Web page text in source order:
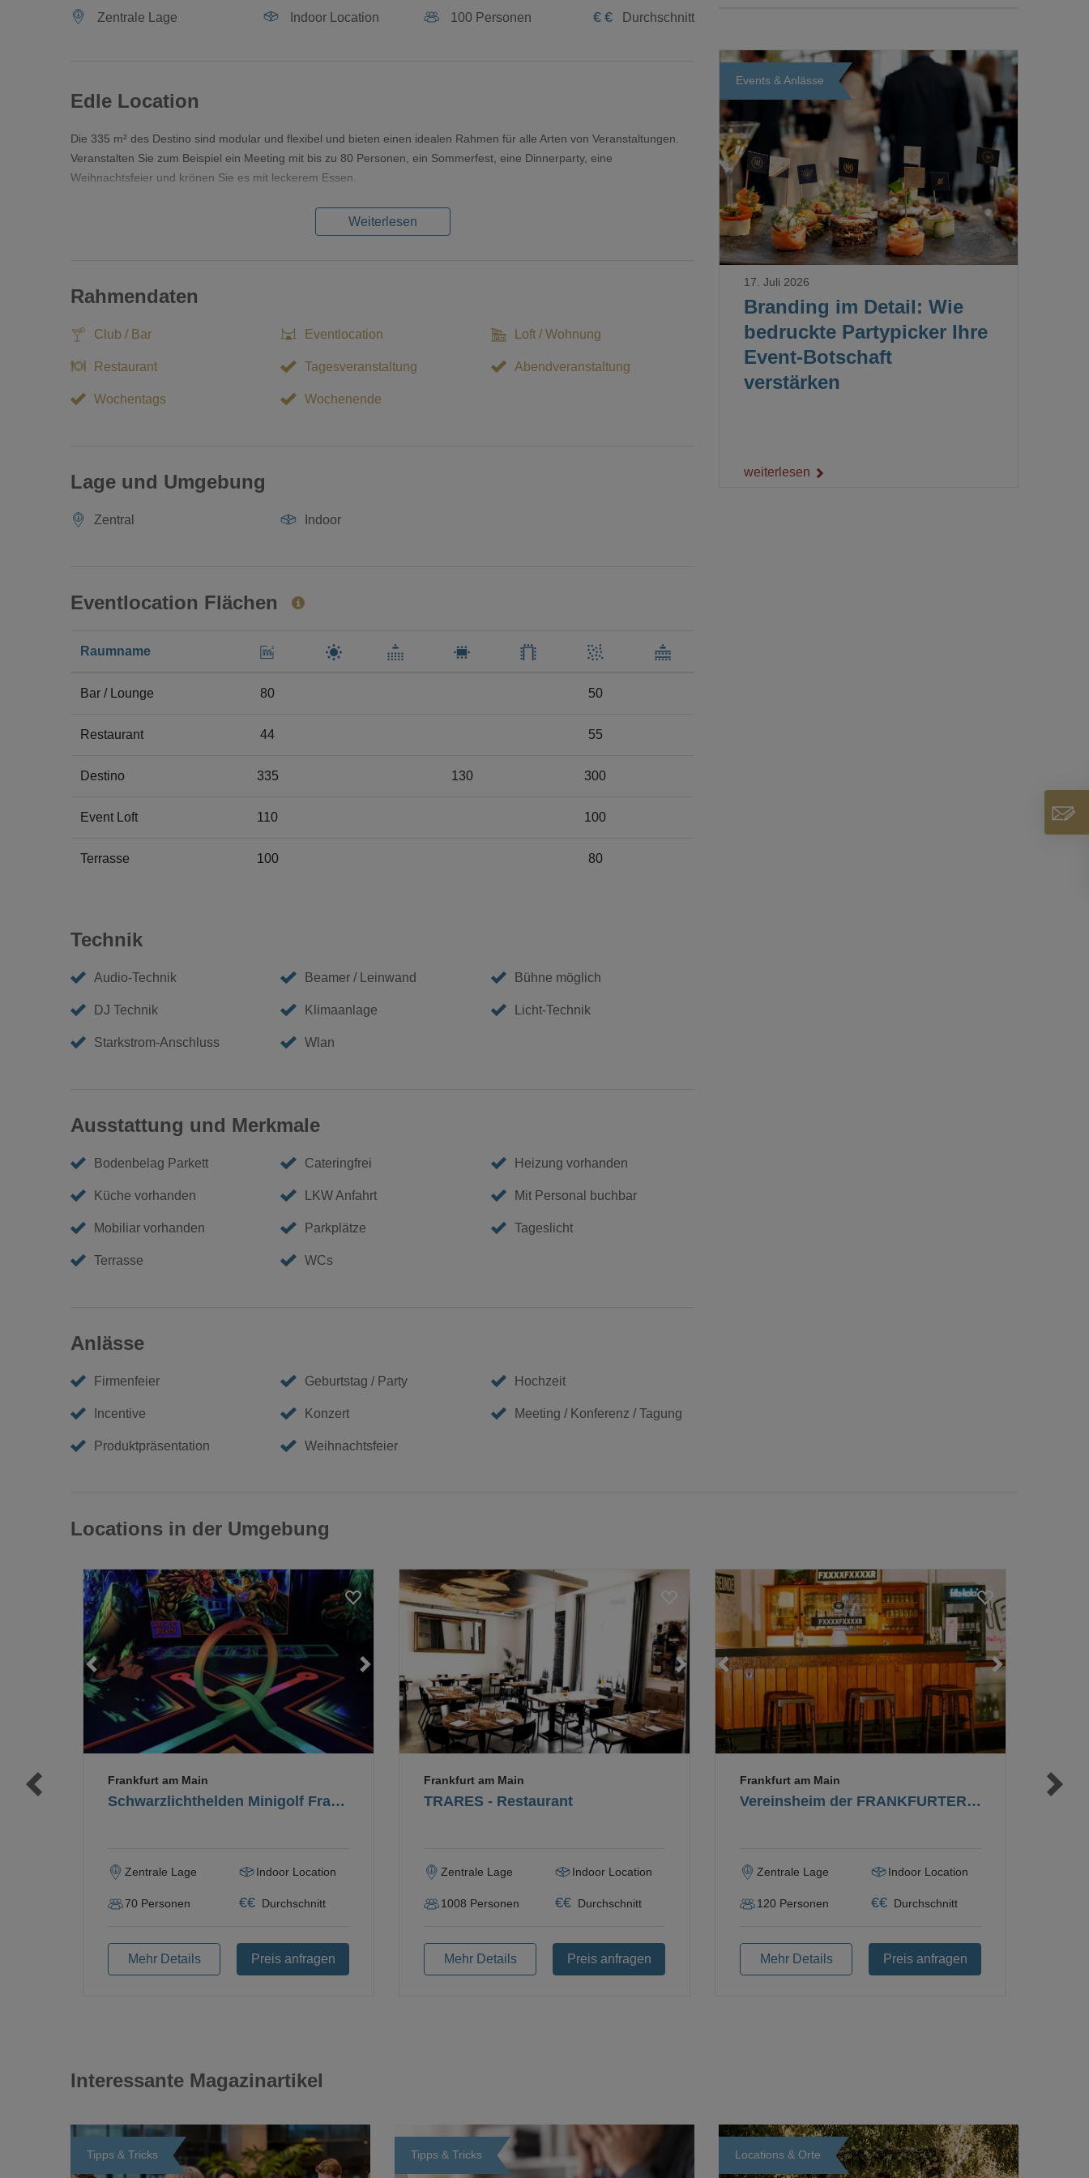
Zentrale Lage Indoor Location 100 Personen € € Durchschnitt
Edle Location
Die 335 m² des Destino sind modular und flexibel und bieten einen idealen Rahmen für alle Arten von Veranstaltungen.
Veranstalten Sie zum Beispiel ein Meeting mit bis zu 80 Personen, ein Sommerfest, eine Dinnerparty, eine
Weihnachtsfeier und krönen Sie es mit leckerem Essen.
Weiterlesen
Rahmendaten
Club / Bar Eventlocation Loft / Wohnung
Restaurant Tagesveranstaltung Abendveranstaltung
Wochentags Wochenende
Lage und Umgebung
Zentral Indoor
Eventlocation Flächen
Raumname
Bar / Lounge 80 50
Restaurant 44 55
Destino 335 130 300
Event Loft 110 100
Terrasse 100 80
Technik
Audio-Technik Beamer / Leinwand Bühne möglich
DJ Technik Klimaanlage Licht-Technik
Starkstrom-Anschluss Wlan
Ausstattung und Merkmale
Bodenbelag Parkett Cateringfrei Heizung vorhanden
Küche vorhanden LKW Anfahrt Mit Personal buchbar
Mobiliar vorhanden Parkplätze Tageslicht
Terrasse WCs
Anlässe
Firmenfeier Geburtstag / Party Hochzeit
Incentive Konzert Meeting / Konferenz / Tagung
Produktpräsentation Weihnachtsfeier
Events & Anlässe
Branding im Detail: Wie
bedruckte Partypicker Ihre
Event-Botschaft
verstärken
17. Juli 2026
weiterlesen
Locations in der Umgebung
Loading... Loading... Loading...
Schwarzlichthelden Minigolf Frankfurt am Main
Frankfurt am Main
Zentrale Lage Indoor Location
70 Personen €€ Durchschnitt
Mehr Details Preis anfragen
Loading... Loading...
TRARES - Restaurant
Frankfurt am Main
Zentrale Lage Indoor Location
1008 Personen €€ Durchschnitt
Mehr Details Preis anfragen
Loading...
Vereinsheim der FRANKFURTER BRAUUNION
Frankfurt am Main
Zentrale Lage Indoor Location
120 Personen €€ Durchschnitt
Mehr Details Preis anfragen
Interessante Magazinartikel
Tipps & Tricks Tipps & Tricks Locations & Orte